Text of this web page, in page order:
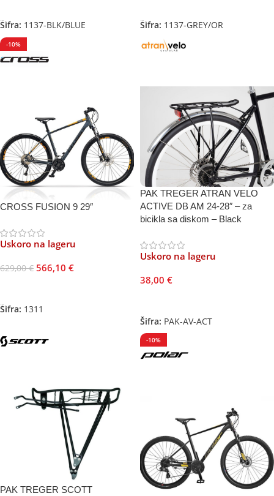
Šifra: 1137-BLK/BLUE Šifra: 1137-GREY/OR
-10%
CROSS FUSION 9 29″
Uskoro na lageru
629,00€ 566,10 €
Šifra: 1311
PAK TREGER ATRAN VELO
ACTIVE DB AM 24-28″ – za
bicikla sa diskom – Black
Uskoro na lageru
38,00 €
Šifra: PAK-AV-ACT
PAK TREGER SCOTT
-10%